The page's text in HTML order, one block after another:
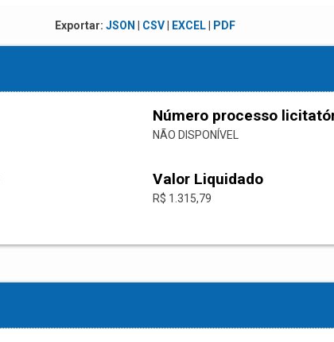
Exportar: JSON CSV| EXCEL| PDF
Número processo
NÃO DISPONÍVEL
Valor Liquidado
R$ 1.315,79